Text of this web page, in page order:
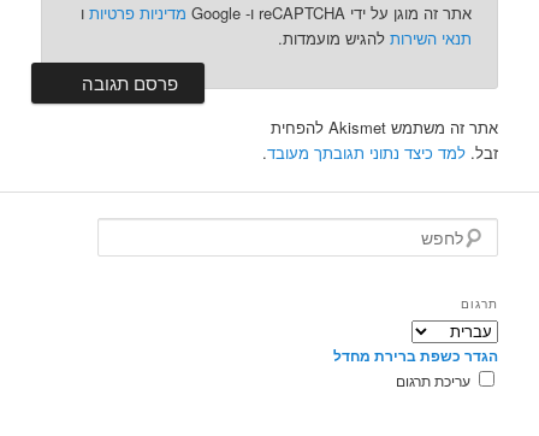
אתר זה מוגן על ידי reCAPTCHA ו- Google מדיניות פרטיות ו
תנאי השירות להגיש מועמדות.
אתר זה משתמש Akismet להפחית
זבל.למד כיצד נתוני תגובתך מעובד.
ח
ש
תרגום
הגדר כשפת ברירת מחדל
עריכת תרגום